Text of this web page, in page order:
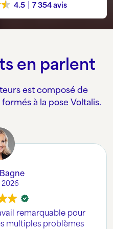
4.5 7 354 avis
en parlent
est composé de
à la pose Voltalis.
2026
remarquable pour
multiples problèmes